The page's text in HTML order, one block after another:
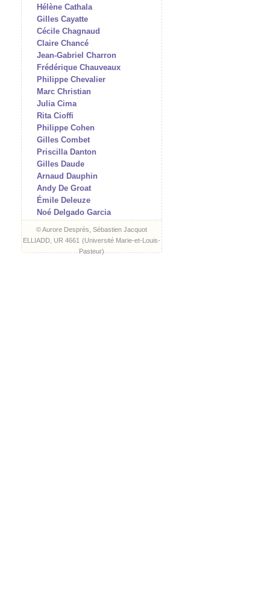
Hélène Cathala
Gilles Cayatte
Cécile Chagnaud
Claire Chancé
Jean-Gabriel Charron
Frédérique Chauveaux
Philippe Chevalier
Marc Christian
Julia Cima
Rita Cioffi
Philippe Cohen
Gilles Combet
Priscilla Danton
Gilles Daude
Arnaud Dauphin
Andy De Groat
Émile Deleuze
Noé Delgado Garcia
Arnaud Des Pallières
Aurore Després
Jean-Charles Di Zazzo
© Aurore Després, Sébastien Jacquot
ELLIADD, UR 4661 (Université Marie-et-Louis-
Pasteur)